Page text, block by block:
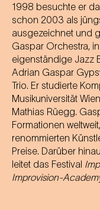
1998 besuchte er
schon 2003 als
ausgezeichnet und
Gaspar Orchestra,
eigenständige Jazz
Adrian Gaspar
Trio. Er studierte
Musikuniversität
Mathias Rüegg.
Formationen
renommierten
Preise. Darüber
leitet das Festival
Improvision-